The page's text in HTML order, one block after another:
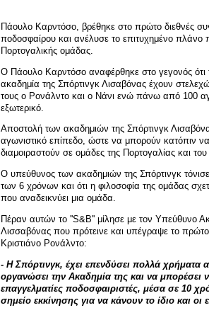
Πάουλο Καρντόσο, βρέθηκε στο πρώτο διεθνές
ποδοσφαίρου και ανέλυσε το επιτυχημένο πλάνο
Πορτογαλικής ομάδας.
Ο Πάουλο Καρντόσο αναφέρθηκε στο γεγονός ότι
ακαδημία της Σπόρτινγκ Λισαβόνας έχουν
τους ο Ρονάλντο και ο Νάνι ενώ πάνω από 100
εξωτερικό.
Αποστολή των ακαδημιών της Σπόρτινγκ
αγωνιστικό επίπεδο, ώστε να μπορούν κατόπιν
διαμοιραστούν σε ομάδες της Πορτογαλίας και του
Ο υπεύθυνος των ακαδημιών της Σπόρτινγκ
των 6 χρόνων και ότι η φιλοσοφία της ομάδας
που αναδεικνύει μια ομάδα.
Πέραν αυτών το ''S&B'' μίλησε με τον Υπεύθυνο
Λισσαβόνας που πρότεινε και υπέγραψε το
Κριστιάνο Ρονάλντο:
- Η Σπόρτινγκ, έχει επενδύσει πολλά χρήματα
οργανώσει την Ακαδημία της και να
επαγγελματίες ποδοσφαιριστές, μέσα σε 10
σημείο εκκίνησης για να κάνουν το ίδιο και οι